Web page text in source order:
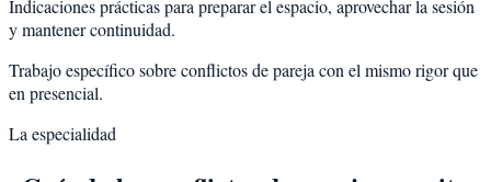
Indicaciones prácticas para preparar el espacio, aprovechar la sesión
y mantener continuidad.
Trabajo específico sobre conflictos de pareja con el mismo rigor que
en presencial.
La especialidad